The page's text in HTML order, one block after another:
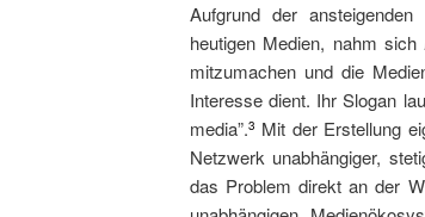
Aufgrund der
heutigen Medien, nahm sich
mitzumachen und die
Interesse dient. Ihr Slogan
media”.3 Mit der Erstellung
Netzwerk unabhängiger,
das Problem direkt an der